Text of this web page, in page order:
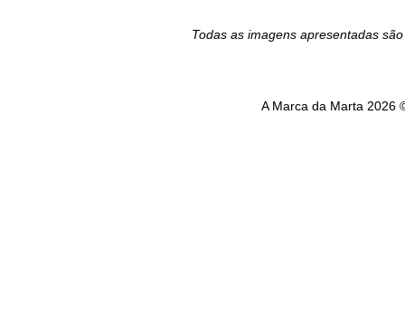
Todas as imagens apresentadas
A Marca da Marta 2026